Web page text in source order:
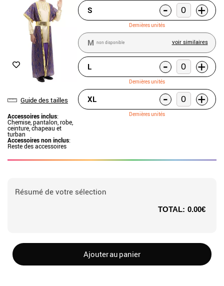
Guide des tailles
Accessoires inclus:
Chemise, pantalon, robe,
ceinture, chapeau et
turban
Accessoires non inclus:
Reste des accessoires
S - +
Dernières unités
M non disponible voir similaires
L - +
Dernières unités
XL - +
Dernières unités
Résumé de votre sélection
TOTAL: 0.00€
Ajouter au panier